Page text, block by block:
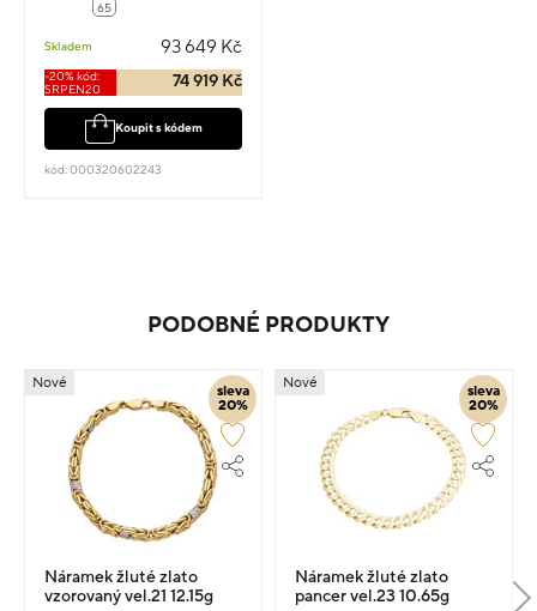
65
Skladem 93 649 Kč
-20% kód:
SRPEN20
74 919 Kč
Koupit s kódem
kód: 000320602243
PODOBNÉ PRODUKTY
sleva
20%
Nové
Náramek žluté zlato
vzorovaný vel.21 12.15g
sleva
20%
Nové
Náramek žluté zlato
pancer vel.23 10.65g